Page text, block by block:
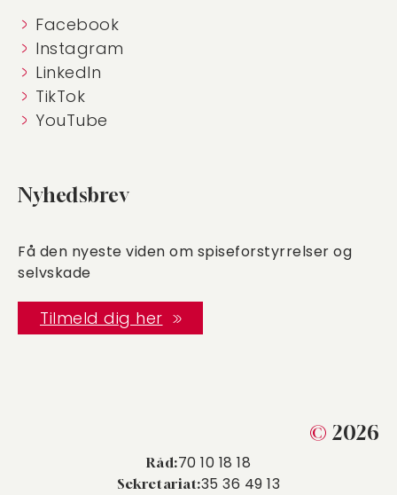
Facebook
Instagram
LinkedIn
TikTok
YouTube
Nyhedsbrev
Få den nyeste viden om spiseforstyrrelser og
selvskade
Tilmeld dig her
© 2026
Råd:70 10 18 18
Sekretariat:35 36 49 13